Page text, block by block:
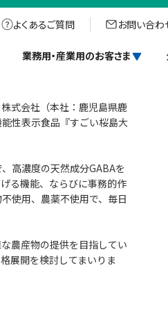
よくあるご質問 お問い合わ
業務用・産業用のお客さま
式会社（本社：鹿児島県鹿
性表示食品『すごい桜島大
高濃度の天然成分GABAを
る機能、ならびに事務的作
使用、農薬不使用で、毎日
農産物の提供を目指してい
展開を検討してまいりま